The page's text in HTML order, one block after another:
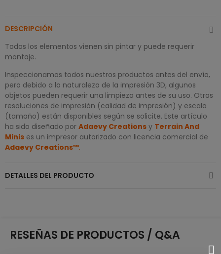
DESCRIPCIÓN
Todos los elementos vienen sin pintar y puede requerir
montaje.
Inspeccionamos todos nuestros productos antes del envío,
pero debido a la naturaleza de la impresión 3D, algunos
objetos pueden requerir una limpieza antes de su uso. Otras
resoluciones de impresión (calidad de impresión) y escala
(tamaño) están disponibles según se solicite. Este artículo
ha sido diseñado por Adaevy Creations y Terrain And
Minis es un impresor autorizado con licencia comercial de
Adaevy Creations™.
DETALLES DEL PRODUCTO
RESEÑAS DE PRODUCTOS / Q&A